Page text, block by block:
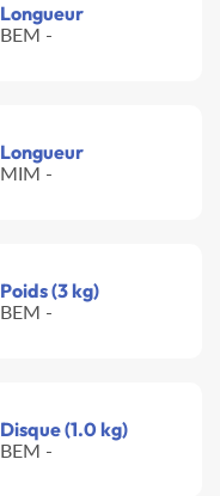
Longueur
BEM -
Longueur
MIM -
Poids (3 kg)
BEM -
Disque (1.0 kg)
BEM -